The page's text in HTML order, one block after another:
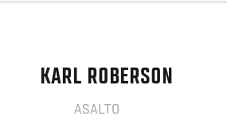
KARL ROBERSON
ASALTO